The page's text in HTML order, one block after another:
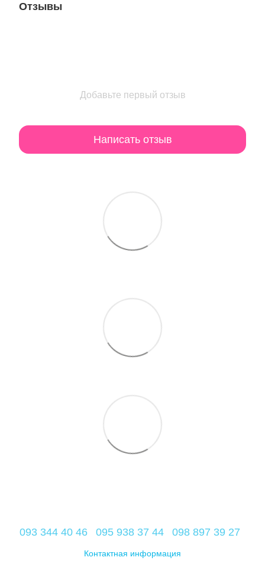
Отзывы
Добавьте первый отзыв
Написать отзыв
093 344 40 46 095 938 37 44 098 897 39 27
Контактная информация